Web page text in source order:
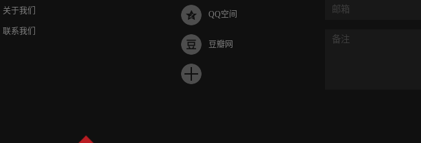
关于我们
联系我们
QQ空间
豆瓣网